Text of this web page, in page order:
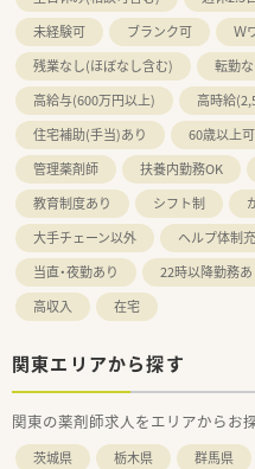
未経験可
ブランク可 Ｗ
残業なし(ほぼなし含む)
転勤
高給与(600万円以上)
高時給
住宅補助(手当)あり
60歳以上可
管理薬剤師
扶養内勤務OK
教育制度あり
シフト制
大手チェーン以外
ヘルプ体制
当直・夜勤あり
22時以降勤務あ
高収入
在宅
関東エリアから探す
関東の薬剤師求人をエリアからお
茨城県 栃木県 群馬県